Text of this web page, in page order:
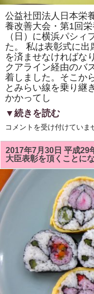
探
っ
て
の
考
察』
を
発
表
し
ま
し
た。
は
公益社団法人日本栄
養改善大会・第1回
（日）に横浜パシィ
た。 私は表彰式に出
を済ませなければな
クアライン経由のバ
着しました。そこか
とみらい線を乗り継
かかってし
▼続きを読む
平
29
年
度
全
国
栄
養
改
善
大
コメントを受け付けていま
2017年7月30日 平成29
大臣表彰を頂くことに